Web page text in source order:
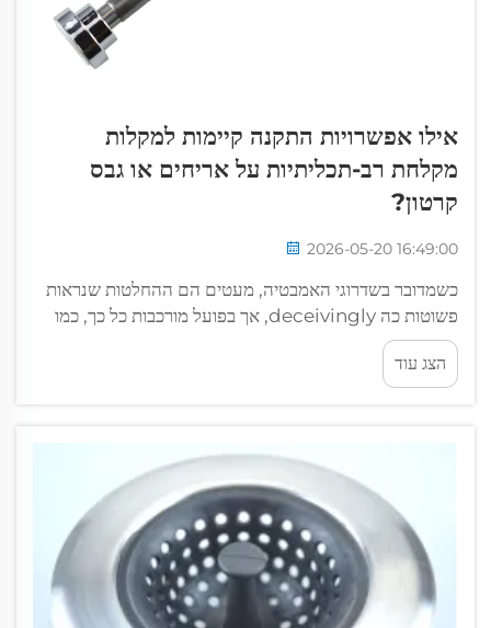
אילו אפשרויות התקנה קיימות למקלות
מקלחת רב-תכליתיות על אריחים או גבס
קרטון?
2026-05-20 16:49:00
כשמדובר בשדרוגי האמבטיה, מעטים הם ההחלטות שנראות
פשוטות כה deceivingly, אך בפועל מורכבות כל כך, כמו
בחירת אופן ההתקנה של מקלחת המקלחת שלכם. מקלות
מקלחת רב-תכליתיות הפכו לפתרון נפוץ לבעלי בתים
ולמשכירם כאחד, ומציעות את הגמישות...
הצג עוד